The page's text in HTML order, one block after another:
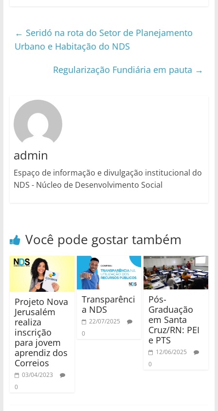
← Seridó na rota do Setor de Planejamento
Urbano e Habitação do NDS
Regularização Fundiária em pauta →
admin
Espaço de informação e divulgação institucional do
NDS - Núcleo de Desenvolvimento Social
Você pode gostar também
Projeto Nova
Jerusalém
realiza
inscrição
para jovem
aprendiz dos
Correios
03/04/2023
0
Transparênci
a NDS
22/07/2025
0
Pós-
Graduação
em Santa
Cruz/RN: PEI
e PTS
12/06/2025
0